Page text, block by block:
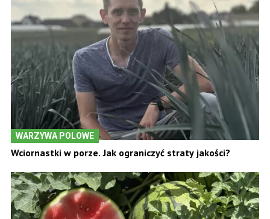
WARZYWA POLOWE
Wciornastki w porze. Jak ograniczyć straty jakości?